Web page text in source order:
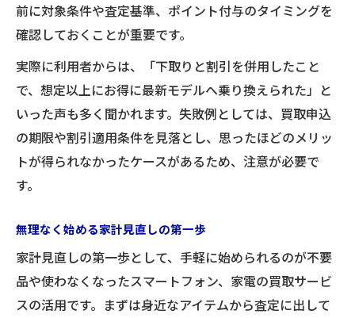
前に対象条件や査定基準、ポイント付与のタイミングを
確認しておくことが重要です。
実際に利用者からは、「下取りと割引を併用したこと
で、想定以上にお得に最新モデルへ乗り換えられた」と
いった声も多く聞かれます。失敗例としては、買取申込
の期限や割引適用条件を見落とし、思ったほどのメリッ
トが得られなかったケースがあるため、注意が必要で
す。
無理なく始める家計見直しの第一歩
家計見直しの第一歩として、手軽に始められるのが不要
品や使わなくなったスマートフォン、家電の買取サービ
スの活用です。まずは身近なアイテムから査定に出して